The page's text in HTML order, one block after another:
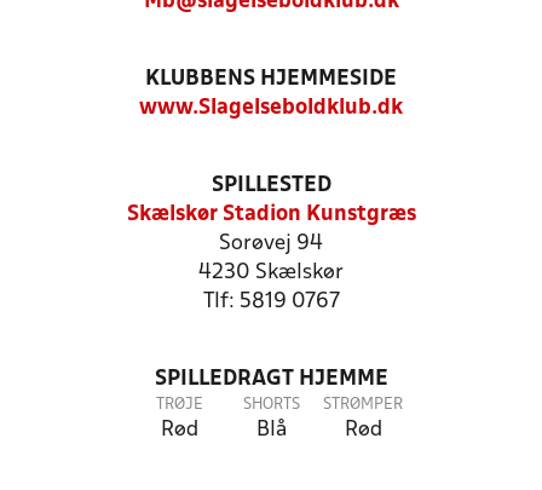
KLUBBENS HJEMMESIDE
www.Slagelseboldklub.dk
SPILLESTED
Skælskør Stadion Kunstgræs
Sorøvej 94
4230 Skælskør
Tlf: 5819 0767
SPILLEDRAGT HJEMME
TRØJE
Rød
SHORTS
Blå
STRØMPER
Rød